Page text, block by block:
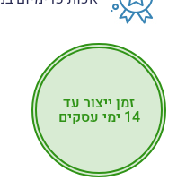
זמן ייצור עד
14 ימי עסקים